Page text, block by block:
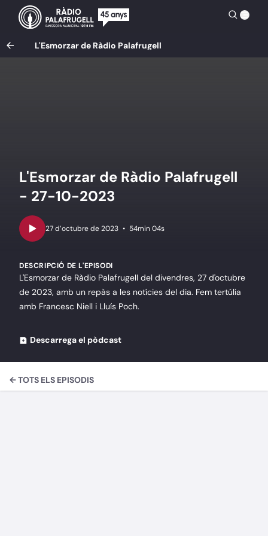
L'Esmorzar de Ràdio Palafrugell
L'Esmorzar de Ràdio Palafrugell
- 27-10-2023
• 54min 04s
DESCRIPCIÓ DE L'EPISODI
L'Esmorzar de Ràdio Palafrugell del divendres, 27 d'octubre
de 2023, amb un repàs a les notícies del dia. Fem tertúlia
amb Francesc Niell i Lluís Poch.
Descarrega el pòdcast
← TOTS ELS EPISODIS